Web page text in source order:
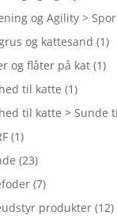
og Agility >
og kattesand (1)
og flåter på kat (1)
til katte (1)
til katte > Sunde
(1)
(23)
(7)
produkter (12)